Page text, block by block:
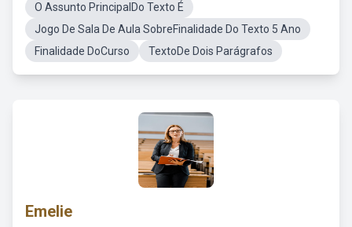
O Assunto PrincipalDo Texto É
Jogo De Sala De Aula SobreFinalidade Do Texto 5 Ano
Finalidade DoCurso
TextoDe Dois Parágrafos
Emelie